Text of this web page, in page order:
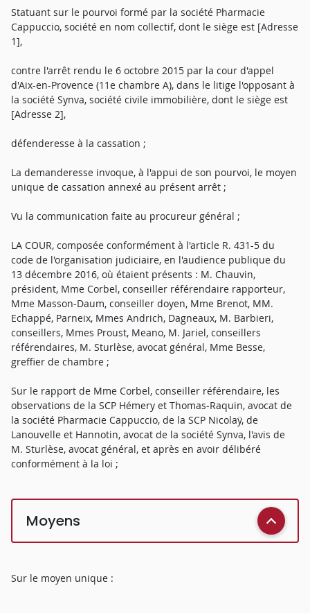
Statuant sur le pourvoi formé par la société Pharmacie
Cappuccio, société en nom collectif, dont le siège est [Adresse
1],
contre l'arrêt rendu le 6 octobre 2015 par la cour d'appel
d'Aix-en-Provence (11e chambre A), dans le litige l'opposant à
la société Synva, société civile immobilière, dont le siège est
[Adresse 2],
défenderesse à la cassation ;
La demanderesse invoque, à l'appui de son pourvoi, le moyen
unique de cassation annexé au présent arrêt ;
Vu la communication faite au procureur général ;
LA COUR, composée conformément à l'article R. 431-5 du
code de l'organisation judiciaire, en l'audience publique du
13 décembre 2016, où étaient présents : M. Chauvin,
président, Mme Corbel, conseiller référendaire rapporteur,
Mme Masson-Daum, conseiller doyen, Mme Brenot, MM.
Echappé, Parneix, Mmes Andrich, Dagneaux, M. Barbieri,
conseillers, Mmes Proust, Meano, M. Jariel, conseillers
référendaires, M. Sturlèse, avocat général, Mme Besse,
greffier de chambre ;
Sur le rapport de Mme Corbel, conseiller référendaire, les
observations de la SCP Hémery et Thomas-Raquin, avocat de
la société Pharmacie Cappuccio, de la SCP Nicolaÿ, de
Lanouvelle et Hannotin, avocat de la société Synva, l'avis de
M. Sturlèse, avocat général, et après en avoir délibéré
conformément à la loi ;
Moyens
Sur le moyen unique :